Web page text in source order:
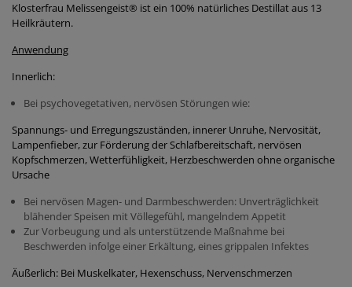
Klosterfrau Melissengeist® ist ein 100% natürliches Destillat aus 13
Heilkräutern.
Anwendung
Innerlich:
Bei psychovegetativen, nervösen Störungen wie:
Spannungs- und Erregungszuständen, innerer Unruhe, Nervosität,
Lampenfieber, zur Förderung der Schlafbereitschaft, nervösen
Kopfschmerzen, Wetterfühligkeit, Herzbeschwerden ohne organische
Ursache
Bei nervösen Magen- und Darmbeschwerden: Unverträglichkeit
blähender Speisen mit Völlegefühl, mangelndem Appetit
Zur Vorbeugung und als unterstützende Maßnahme bei
Beschwerden infolge einer Erkältung, eines grippalen Infektes
Äußerlich: Bei Muskelkater, Hexenschuss, Nervenschmerzen